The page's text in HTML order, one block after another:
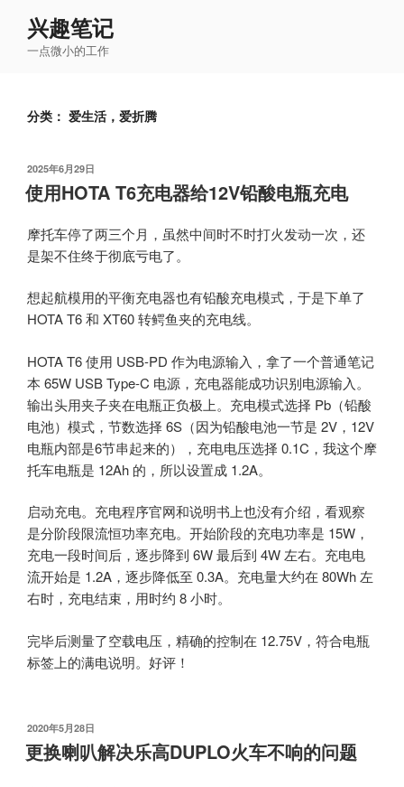
兴趣笔记
一点微小的工作
分类： 爱生活，爱折腾
发
布
于
2025年6月29日
使用HOTA T6充电器给12V铅酸电瓶充电
摩托车停了两三个月，虽然中间时不时打火发动一次，还
是架不住终于彻底亏电了。
想起航模用的平衡充电器也有铅酸充电模式，于是下单了
HOTA T6 和 XT60 转鳄鱼夹的充电线。
HOTA T6 使用 USB-PD 作为电源输入，拿了一个普通笔记
本 65W USB Type-C 电源，充电器能成功识别电源输入。
输出头用夹子夹在电瓶正负极上。充电模式选择 Pb（铅酸
电池）模式，节数选择 6S（因为铅酸电池一节是 2V，12V
电瓶内部是6节串起来的），充电电压选择 0.1C，我这个摩
托车电瓶是 12Ah 的，所以设置成 1.2A。
启动充电。充电程序官网和说明书上也没有介绍，看观察
是分阶段限流恒功率充电。开始阶段的充电功率是 15W，
充电一段时间后，逐步降到 6W 最后到 4W 左右。充电电
流开始是 1.2A，逐步降低至 0.3A。充电量大约在 80Wh 左
右时，充电结束，用时约 8 小时。
完毕后测量了空载电压，精确的控制在 12.75V，符合电瓶
标签上的满电说明。好评！
发
布
于
2020年5月28日
更换喇叭解决乐高DUPLO火车不响的问题